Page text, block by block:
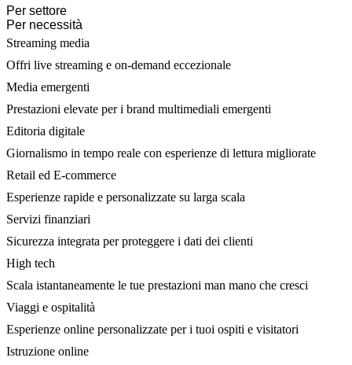
Per settore
Per necessità
Streaming media
Offri live streaming e on-demand eccezionale
Media emergenti
Prestazioni elevate per i brand multimediali emergenti
Editoria digitale
Giornalismo in tempo reale con esperienze di lettura migliorate
Retail ed E-commerce
Esperienze rapide e personalizzate su larga scala
Servizi finanziari
Sicurezza integrata per proteggere i dati dei clienti
High tech
Scala istantaneamente le tue prestazioni man mano che cresci
Viaggi e ospitalità
Esperienze online personalizzate per i tuoi ospiti e visitatori
Istruzione online